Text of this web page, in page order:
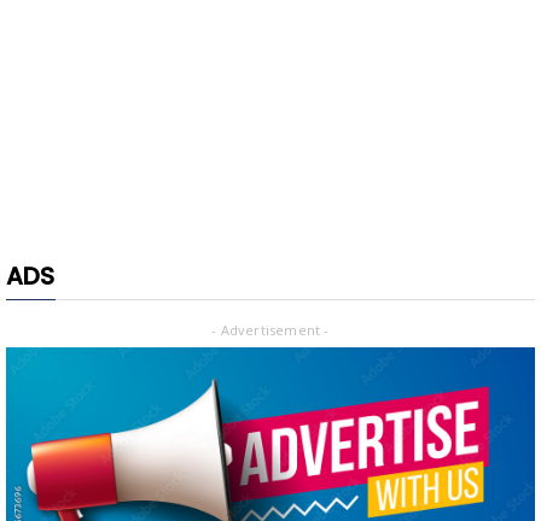
ADS
- Advertisement -